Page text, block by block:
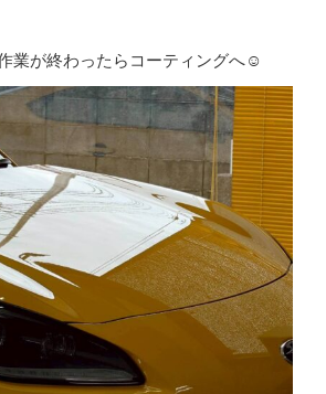
業が終わったらコーティングへ☺️